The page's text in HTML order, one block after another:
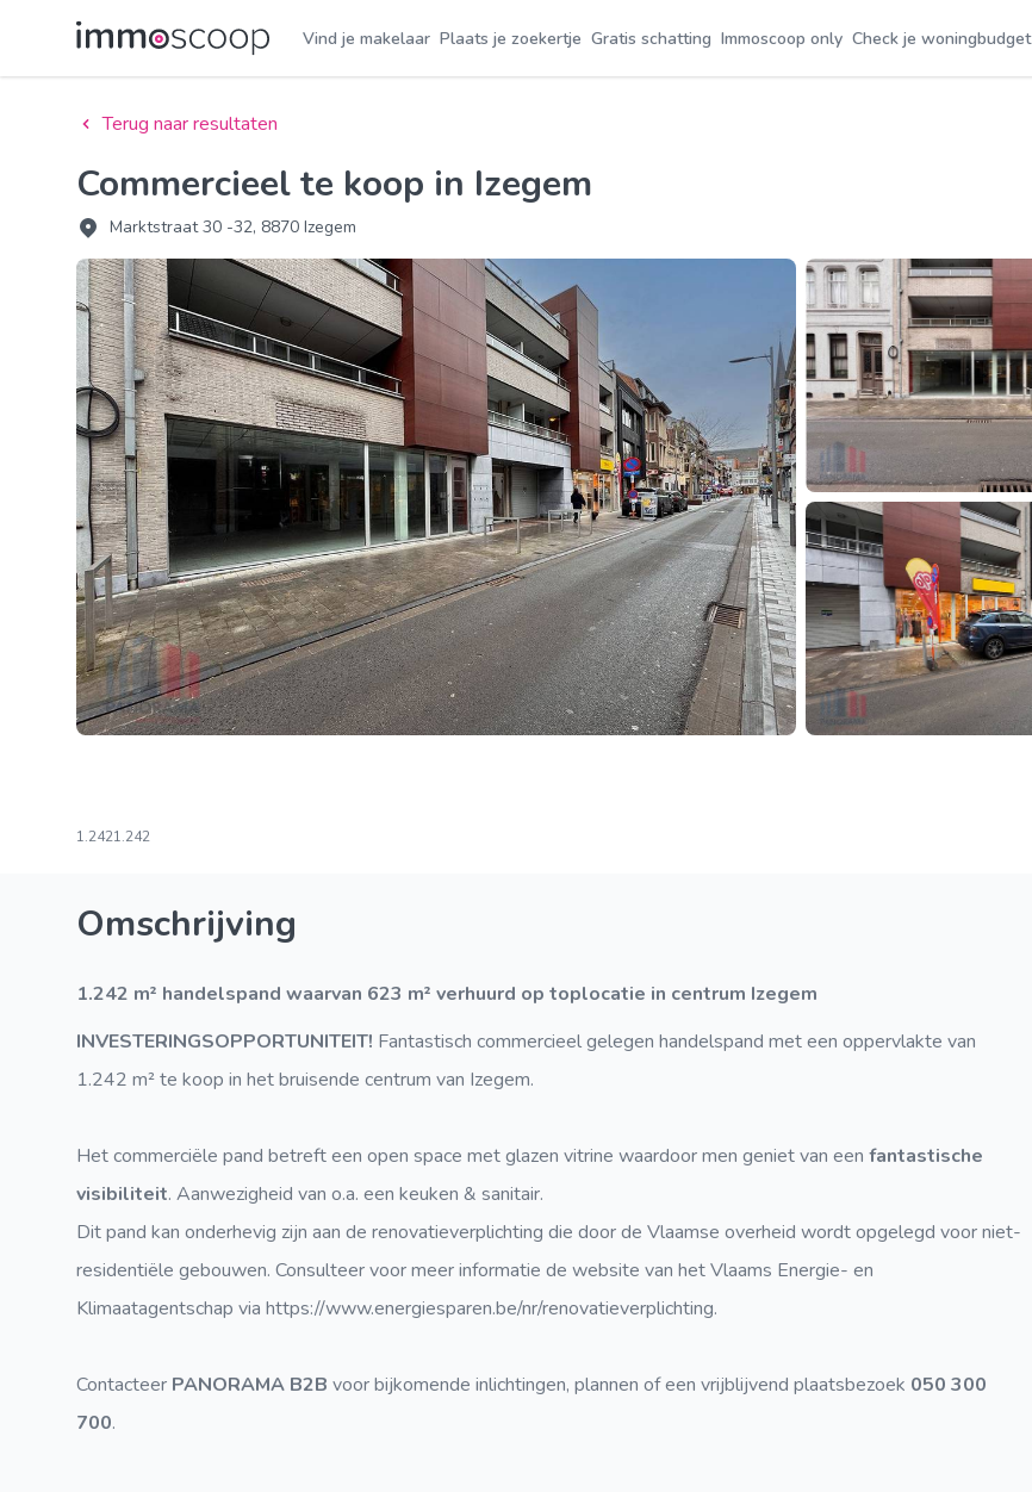
Vind je makelaar Plaats je zoekertje Gratis schatting Immoscoop only Check je woningbudget
Terug naar resultaten
Commercieel te koop in Izegem
Marktstraat 30 -32, 8870 Izegem
1.2421.242
Omschrijving
1.242 m² handelspand waarvan 623 m² verhuurd op toplocatie in centrum Izegem
INVESTERINGSOPPORTUNITEIT! Fantastisch commercieel gelegen handelspand met een oppervlakte van
1.242 m² te koop in het bruisende centrum van Izegem.
Het commerciële pand betreft een open space met glazen vitrine waardoor men geniet van een fantastische
visibiliteit. Aanwezigheid van o.a. een keuken & sanitair.
Dit pand kan onderhevig zijn aan de renovatieverplichting die door de Vlaamse overheid wordt opgelegd voor niet-
residentiële gebouwen. Consulteer voor meer informatie de website van het Vlaams Energie- en
Klimaatagentschap via https://www.energiesparen.be/nr/renovatieverplichting.
Contacteer PANORAMA B2B voor bijkomende inlichtingen, plannen of een vrijblijvend plaatsbezoek 050 300
700.